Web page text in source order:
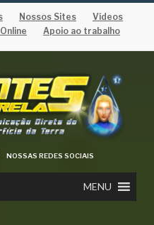
Nossos Sites
Vídeos
Apoio ao trabalho
NOSSAS REDES SOCIAIS
MENU